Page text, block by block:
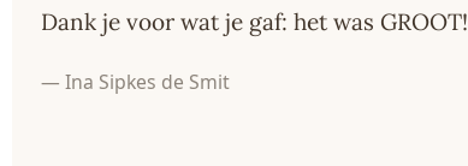
Dank je voor wat je gaf: het was GROOT!
— Ina Sipkes de Smit